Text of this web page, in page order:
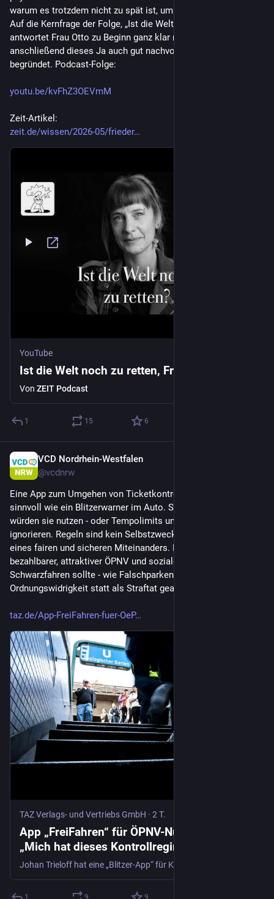
warum es trotzdem nicht zu spät ist, um zu handeln.
Auf die Kernfrage der Folge, „Ist die Welt noch zu retten?“,
antwortet Frau Otto zu Beginn ganz klar mit: Ja. Und hat
anschließend dieses Ja auch gut nachvollziehbar im Gespräch
begründet. Podcast-Folge:
youtu.be/kvFhZ3OEVmM
Zeit-Artikel:
zeit.de/wissen/2026-05/frieder
YouTube
Ist die Welt noch zu retten, Friederike Otto?
Von ZEIT Podcast
1 15 6
VCD Nordrhein-Westfalen
@vcdnrw
Eine App zum Umgehen von Ticketkontrollen ist so wenig
sinnvoll wie ein Blitzerwarner im Auto. Stellt euch vor, alle
würden sie nutzen - oder Tempolimits und Parkverbote
ignorieren. Regeln sind kein Selbstzweck, sondern Grundlage
eines fairen und sicheren Miteinanders. Dazu gehören ein
bezahlbarer, attraktiver ÖPNV und soziale Balance.
Schwarzfahren sollte - wie Falschparken - als
Ordnungswidrigkeit statt als Straftat geahndet werden.
taz.de/App-FreiFahren-fuer-OeP
TAZ Verlags- und Vertriebs GmbH · 2 T.
App „FreiFahren“ für ÖPNV-NutzerInnen:
„Mich hat dieses Kontrollregime emotional
sehr aufgebracht“